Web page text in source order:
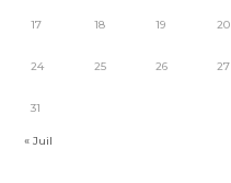
17 18 19 20
24 25 26 27
31
« Juil